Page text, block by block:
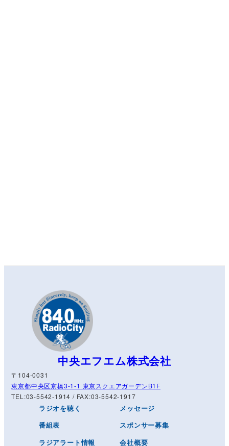
中央エフエム株式会社
〒104-0031
東京都中央区京橋3-1-1 東京スクエアガーデンB1F
TEL:03-5542-1914 / FAX:03-5542-1917
ラジオを聴く
番組表
ラジアラート情報
メッセージ
スポンサー募集
会社概要